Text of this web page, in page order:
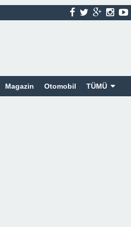
Magazin Otomobil TÜMÜ